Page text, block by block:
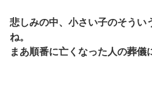
悲しみの中、小さい子のそうい
ね。
まあ順番に亡くなった人の葬儀